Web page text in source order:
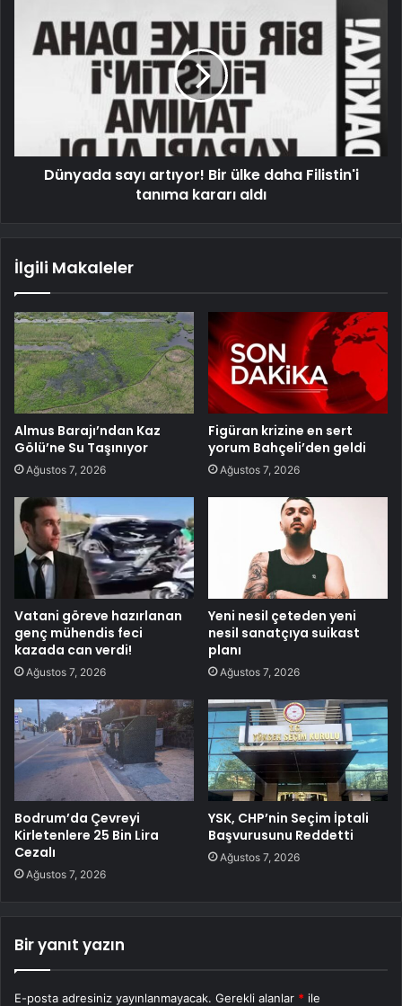
Dünyada sayı artıyor! Bir ülke daha Filistin'i
tanıma kararı aldı
İlgili Makaleler
Almus Barajı’ndan Kaz
Gölü’ne Su Taşınıyor
Ağustos 7, 2026
Figüran krizine en sert
yorum Bahçeli’den geldi
Ağustos 7, 2026
Vatani göreve hazırlanan
genç mühendis feci
kazada can verdi!
Ağustos 7, 2026
Yeni nesil çeteden yeni
nesil sanatçıya suikast
planı
Ağustos 7, 2026
Bodrum’da Çevreyi
Kirletenlere 25 Bin Lira
Cezalı
Ağustos 7, 2026
YSK, CHP’nin Seçim İptali
Başvurusunu Reddetti
Ağustos 7, 2026
Bir yanıt yazın
E-posta adresiniz yayınlanmayacak. Gerekli alanlar * ile